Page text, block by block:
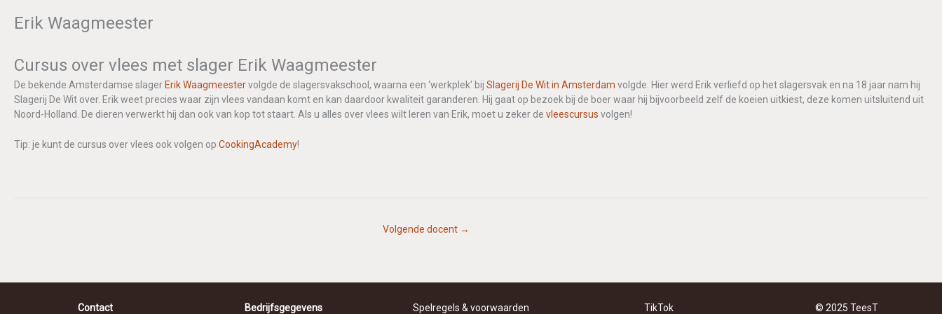
p
p
Erik Waagmeester
Cursus over vlees met slager Erik Waagmeester
De bekende Amsterdamse slager Erik Waagmeestervolgde de slagersvakschool, waarna een ‘werkplek’ bij Slagerij De Wit in Amsterdam volgde. Hier werd Erik verliefd op het slagersvak en na 18 jaar nam hij
Slagerij De Wit over. Erik weet precies waar zijn vlees vandaan komt en kan daardoor kwaliteit garanderen. Hij gaat op bezoek bij de boer waar hij bijvoorbeeld zelf de koeien uitkiest, deze komen uitsluitend uit
Noord-Holland. De dieren verwerkt hij dan ook van kop tot staart. Als u alles over vlees wilt leren van Erik, moet u zeker de vleescursus volgen!
Tip: je kunt de cursus over vlees ook volgen op CookingAcademy!
Volgende docent →
Contact Bedrijfsgegevens Spelregels & voorwaarden TikTok © 2025 TeesT